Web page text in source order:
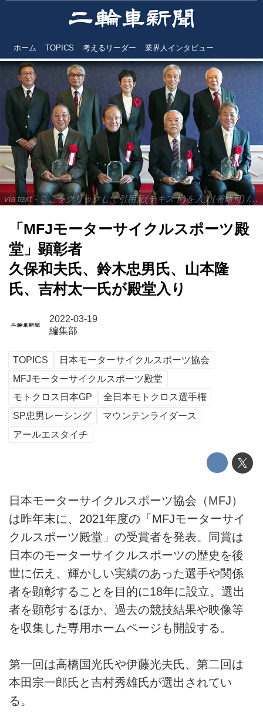
ホーム TOPICS 考えるリーダー 業界人インタビュー
via text - ここをクリックして引用元(テキスト)を入力(省略可) / site.to.link.com - ここをクリックして引用元を入力(省略可)
「MFJモーターサイクルスポーツ殿
堂」顕彰者
久保和夫氏、鈴木忠男氏、山本隆
氏、吉村太一氏が殿堂入り
2022-03-19
編集部
TOPICS
日本モーターサイクルスポーツ協会
MFJモーターサイクルスポーツ殿堂
モトクロス日本GP
全日本モトクロス選手権
SP忠男レーシング
マウンテンライダース
アールエスタイチ
日本モーターサイクルスポーツ協会（MFJ）
は昨年末に、2021年度の「MFJモーターサイ
クルスポーツ殿堂」の受賞者を発表。同賞は
日本のモーターサイクルスポーツの歴史を後
世に伝え、輝かしい実績のあった選手や関係
者を顕彰することを目的に18年に設立。選出
者を顕彰するほか、過去の競技結果や映像等
を収集した専用ホームページも開設する。
第一回は高橋国光氏や伊藤光夫氏、第二回は
本田宗一郎氏と吉村秀雄氏が選出されてい
る。